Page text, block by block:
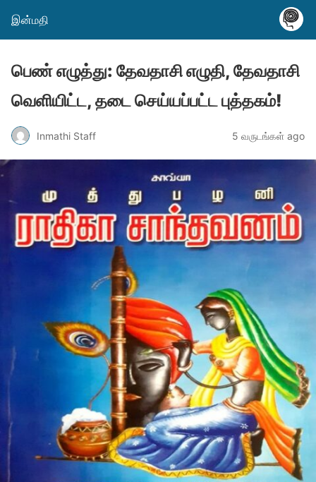
இன்மதி
பெண் எழுத்து: தேவதாசி எழுதி, தேவதாசி
வெளியிட்ட, தடை செய்யப்பட்ட புத்தகம்!
Inmathi Staff 5 வருடங்கள் ago